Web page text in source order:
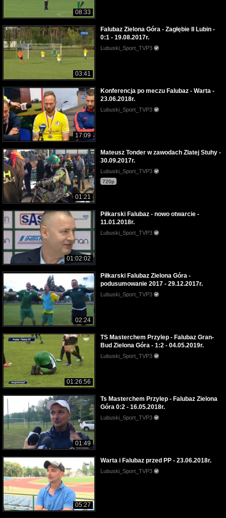
08:33
03:41
Falubaz Zielona Góra - Zagłębie II Lubin -
0:1 - 19.08.2017r.
Lubuski_Sport_TVP3
17:09
Konferencja po meczu Falubaz - Warta -
23.06.2018r.
Lubuski_Sport_TVP3
01:21
Mateusz Tonder w zawodach Zlatej Stuhy -
30.09.2017r.
Lubuski_Sport_TVP3
720p
01:02:02
Piłkarski Falubaz - nowo otwarcie -
11.01.2018r.
Lubuski_Sport_TVP3
02:24
Piłkarski Falubaz Zielona Góra -
podusumowanie 2017 - 29.12.2017r.
Lubuski_Sport_TVP3
01:26:56
TS Masterchem Przylep - Falubaz Gran-
Bud Zielona Góra - 1:2 - 04.05.2019r.
Lubuski_Sport_TVP3
01:49
Ts Masterchem Przylep - Falubaz Zielona
Góra 0:2 - 16.05.2018r.
Lubuski_Sport_TVP3
05:27
Warta i Falubaz przed PP - 23.06.2018r.
Lubuski_Sport_TVP3